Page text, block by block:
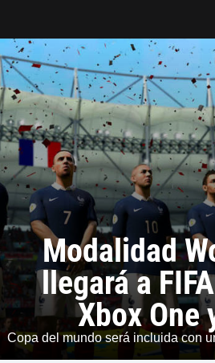
Modalidad
llegará a
Xbox One
Copa del mundo será incluida con